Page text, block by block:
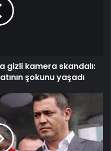
gizli kamera skandalı:
şokunu yaşadı